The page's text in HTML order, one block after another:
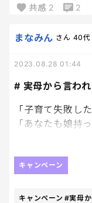
共感 2 2
# 実母から言わ
まなみん さん 40代
2023.08.28 01:44
「子育て失敗し
「あなたも娘持
思い出したらき
キャンペーン
キャンペーン #実母